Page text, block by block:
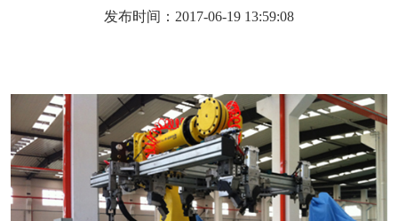
发布时间：2017-06-19 13:59:08